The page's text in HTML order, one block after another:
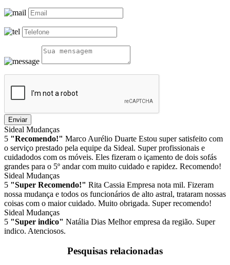
Enviar
Sideal Mudanças
5 "Recomendo!" Marco Aurélio Duarte Estou super satisfeito com
o serviço prestado pela equipe da Sideal. Super profissionais e
cuidadodos com os móveis. Eles fizeram o içamento de dois sofás
grandes para o 5º andar com muito cuidado e rapidez. Recomendo!
Sideal Mudanças
5 "Super Recomendo!" Rita Cassia Empresa nota mil. Fizeram
nossa mudança e todos os funcionários de alto astral, trataram nossas
coisas com o maior cuidado. Muito obrigada. Super recomendo!
Sideal Mudanças
5 "Super indico" Natália Dias Melhor empresa da região. Super
indico. Atenciosos.
Pesquisas relacionadas